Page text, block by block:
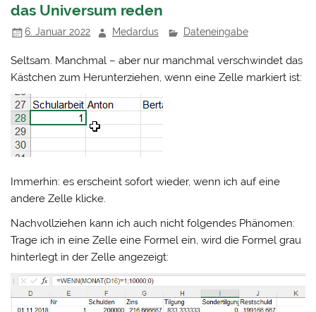
das Universum reden
6. Januar 2022 Medardus Dateneingabe
Seltsam. Manchmal – aber nur manchmal verschwindet das
Kästchen zum Herunterziehen, wenn eine Zelle markiert ist:
Immerhin: es erscheint sofort wieder, wenn ich auf eine
andere Zelle klicke.
Nachvollziehen kann ich auch nicht folgendes Phänomen:
Trage ich in eine Zelle eine Formel ein, wird die Formel grau
hinterlegt in der Zelle angezeigt: